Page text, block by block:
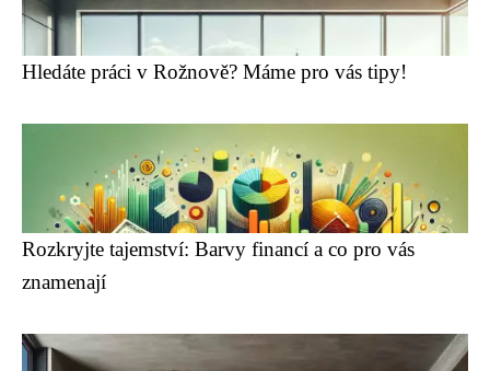
Hledáte práci v Rožnově? Máme pro vás tipy!
Rozkryjte tajemství: Barvy financí a co pro vás
znamenají